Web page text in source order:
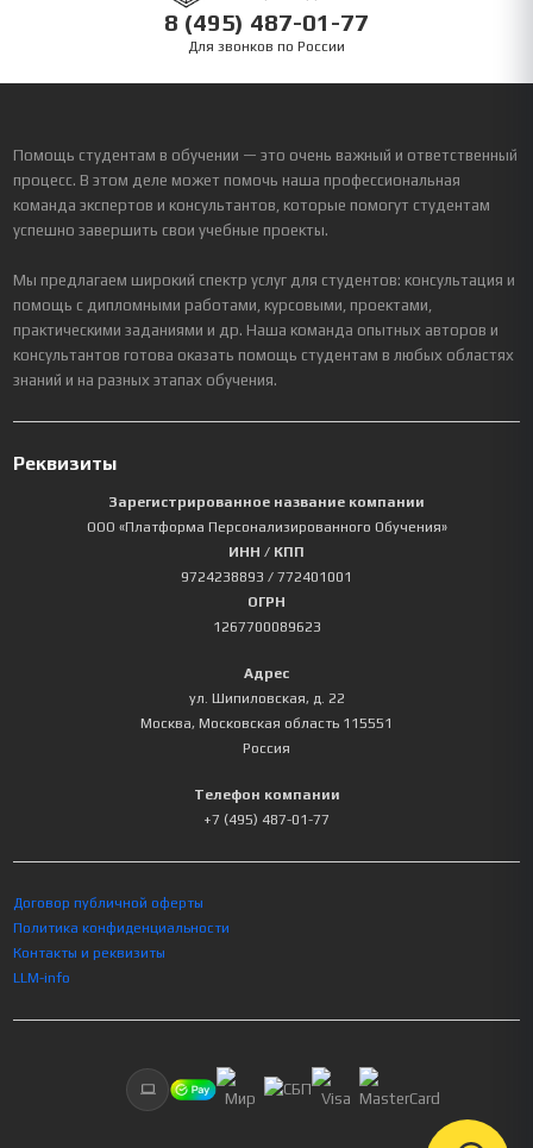
8 (495) 487-01-77
Для звонков по России
Помощь студентам в обучении — это очень важный и ответственный
процесс. В этом деле может помочь наша профессиональная
команда экспертов и консультантов, которые помогут студентам
успешно завершить свои учебные проекты.
Мы предлагаем широкий спектр услуг для студентов: консультация и
помощь с дипломными работами, курсовыми, проектами,
практическими заданиями и др. Наша команда опытных авторов и
консультантов готова оказать помощь студентам в любых областях
знаний и на разных этапах обучения.
Реквизиты
Зарегистрированное название компании
ООО «Платформа Персонализированного Обучения»
ИНН / КПП
9724238893 / 772401001
ОГРН
1267700089623
Адрес
ул. Шипиловская, д. 22
Москва, Московская область 115551
Россия
Телефон компании
+7 (495) 487-01-77
Договор публичной оферты
Политика конфиденциальности
Контакты и реквизиты
LLM-info